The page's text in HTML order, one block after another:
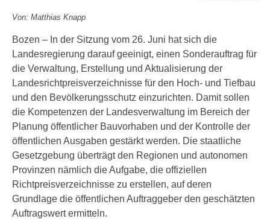
Von: Matthias Knapp
Bozen – In der Sitzung vom 26. Juni hat sich die
Landesregierung darauf geeinigt, einen Sonderauftrag für
die Verwaltung, Erstellung und Aktualisierung der
Landesrichtpreisverzeichnisse für den Hoch- und Tiefbau
und den Bevölkerungsschutz einzurichten. Damit sollen
die Kompetenzen der Landesverwaltung im Bereich der
Planung öffentlicher Bauvorhaben und der Kontrolle der
öffentlichen Ausgaben gestärkt werden. Die staatliche
Gesetzgebung überträgt den Regionen und autonomen
Provinzen nämlich die Aufgabe, die offiziellen
Richtpreisverzeichnisse zu erstellen, auf deren
Grundlage die öffentlichen Auftraggeber den geschätzten
Auftragswert ermitteln.